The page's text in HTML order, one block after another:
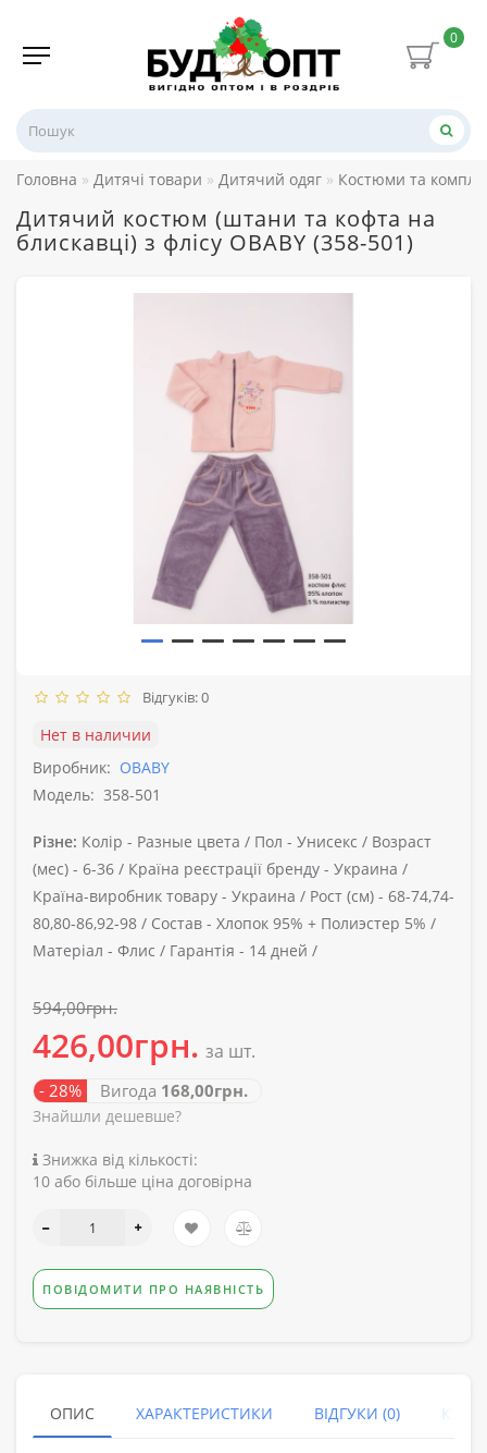
0
Головна Дитячі товари Дитячий одяг Костюми та
Дитячий костюм (штани та кофта на
блискавці) з флісу OBABY (358-501)
Відгуків: 0
Нет в наличии
Виробник: OBABY
Модель: 358-501
Різне: Колір - Разные цвета / Пол - Унисекс / Возраст
(мес) - 6-36 / Країна реєстрації бренду - Украина /
Країна-виробник товару - Украина / Рост (см) - 68-74,74-
80,80-86,92-98 / Состав - Хлопок 95% + Полиэстер 5% /
Матеріал - Флис / Гарантія - 14 дней /
594,00грн.
426,00грн. за шт.
- 28% Вигода 168,00грн.
Знайшли дешевше?
Знижка від кількості:
10 або більше ціна договірна
ПОВІДОМИТИ ПРО НАЯВНІСТЬ
ОПИС ХАРАКТЕРИСТИКИ ВІДГУКИ (0)